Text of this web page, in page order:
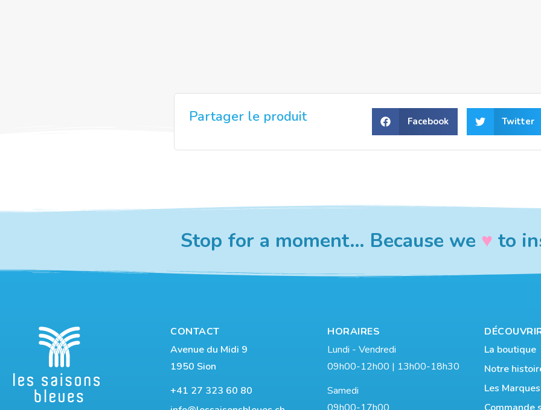
Partager le produit Facebook Twitter
Stop for a moment… Because we ♥︎ to
CONTACT
Avenue du Midi 9
1950 Sion
+41 27 323 60 80
HORAIRES
Lundi - Vendredi
09h00-12h00 | 13h00-18h30
Samedi
La boutique
Notre
Les Marques